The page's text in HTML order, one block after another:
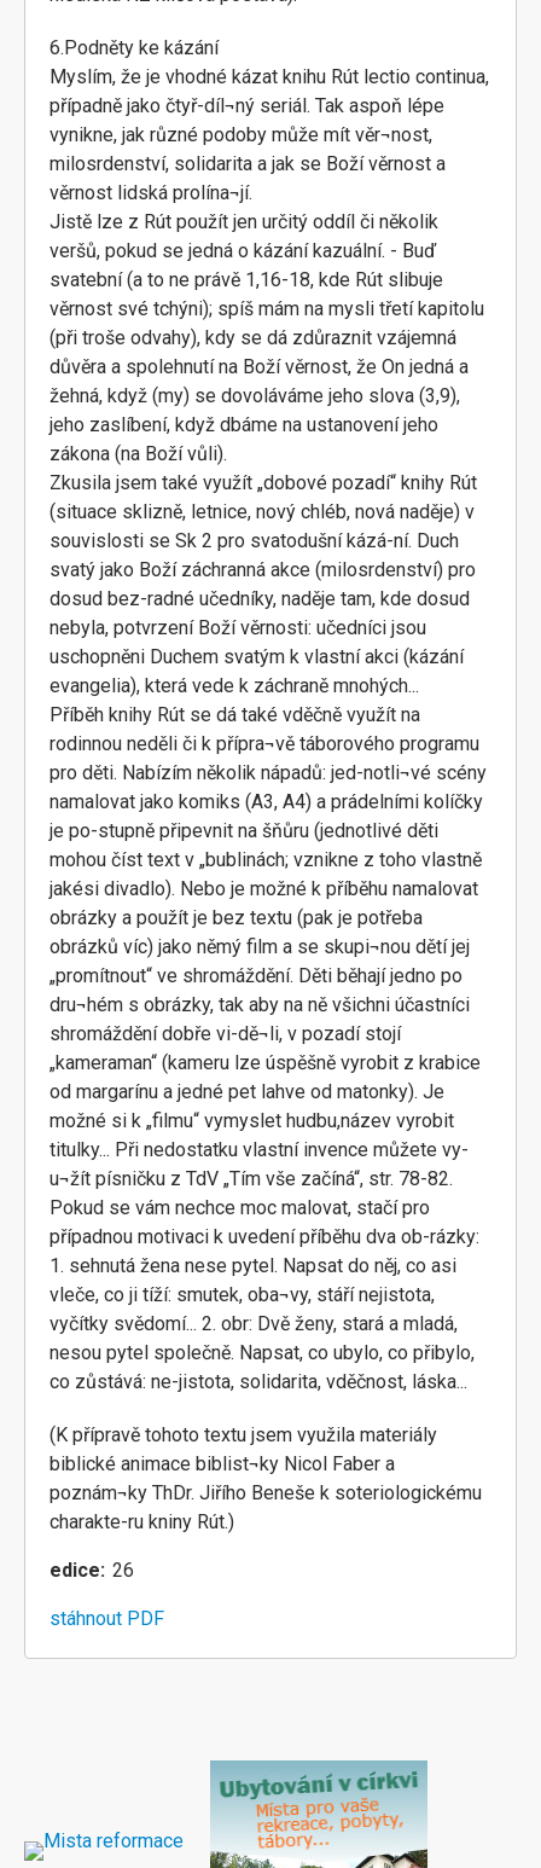
6.Podněty ke kázání
Myslím, že je vhodné kázat knihu Rút lectio continua,
případně jako čtyř-díl¬ný seriál. Tak aspoň lépe
vynikne, jak různé podoby může mít věr¬nost,
milosrdenství, solidarita a jak se Boží věrnost a
věrnost lidská prolína¬jí.
Jistě lze z Rút použít jen určitý oddíl či několik
veršů, pokud se jedná o kázání kazuální. - Buď
svatební (a to ne právě 1,16-18, kde Rút slibuje
věrnost své tchýni); spíš mám na mysli třetí kapitolu
(při troše odvahy), kdy se dá zdůraznit vzájemná
důvěra a spolehnutí na Boží věrnost, že On jedná a
žehná, když (my) se dovoláváme jeho slova (3,9),
jeho zaslíbení, když dbáme na ustanovení jeho
zákona (na Boží vůli).
Zkusila jsem také využít „dobové pozadí“ knihy Rút
(situace sklizně, letnice, nový chléb, nová naděje) v
souvislosti se Sk 2 pro svatodušní kázá-ní. Duch
svatý jako Boží záchranná akce (milosrdenství) pro
dosud bez-radné učedníky, naděje tam, kde dosud
nebyla, potvrzení Boží věrnosti: učedníci jsou
uschopněni Duchem svatým k vlastní akci (kázání
evangelia), která vede k záchraně mnohých...
Příběh knihy Rút se dá také vděčně využít na
rodinnou neděli či k přípra¬vě táborového programu
pro děti. Nabízím několik nápadů: jed-notli¬vé scény
namalovat jako komiks (A3, A4) a prádelními kolíčky
je po-stupně připevnit na šňůru (jednotlivé děti
mohou číst text v „bublinách; vznikne z toho vlastně
jakési divadlo). Nebo je možné k příběhu namalovat
obrázky a použít je bez textu (pak je potřeba
obrázků víc) jako němý film a se skupi¬nou dětí jej
„promítnout“ ve shromáždění. Děti běhají jedno po
dru¬hém s obrázky, tak aby na ně všichni účastníci
shromáždění dobře vi-dě¬li, v pozadí stojí
„kameraman“ (kameru lze úspěšně vyrobit z krabice
od margarínu a jedné pet lahve od matonky). Je
možné si k „filmu“ vymyslet hudbu,název vyrobit
titulky... Při nedostatku vlastní invence můžete vy-
u¬žít písničku z TdV „Tím vše začíná“, str. 78-82.
Pokud se vám nechce moc malovat, stačí pro
případnou motivaci k uvedení příběhu dva ob-rázky:
1. sehnutá žena nese pytel. Napsat do něj, co asi
vleče, co ji tíží: smutek, oba¬vy, stáří nejistota,
vyčítky svědomí... 2. obr: Dvě ženy, stará a mladá,
nesou pytel společně. Napsat, co ubylo, co přibylo,
co zůstává: ne-jistota, solidarita, vděčnost, láska...
(K přípravě tohoto textu jsem využila materiály
biblické animace biblist¬ky Nicol Faber a
poznám¬ky ThDr. Jiřího Beneše k soteriologickému
charakte-ru kniny Rút.)
edice 26
stáhnout PDF